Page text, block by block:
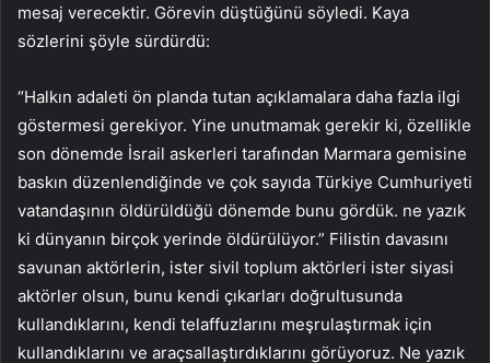
mesaj verecektir. Görevin düştüğünü söyledi. Kaya
sözlerini şöyle sürdürdü:
“Halkın adaleti ön planda tutan açıklamalara daha fazla ilgi
göstermesi gerekiyor. Yine unutmamak gerekir ki, özellikle
son dönemde İsrail askerleri tarafından Marmara gemisine
baskın düzenlendiğinde ve çok sayıda Türkiye Cumhuriyeti
vatandaşının öldürüldüğü dönemde bunu gördük. ne yazık
ki dünyanın birçok yerinde öldürülüyor.” Filistin davasını
savunan aktörlerin, ister sivil toplum aktörleri ister siyasi
aktörler olsun, bunu kendi çıkarları doğrultusunda
kullandıklarını, kendi telaffuzlarını meşrulaştırmak için
kullandıklarını ve araçsallaştırdıklarını görüyoruz. Ne yazık